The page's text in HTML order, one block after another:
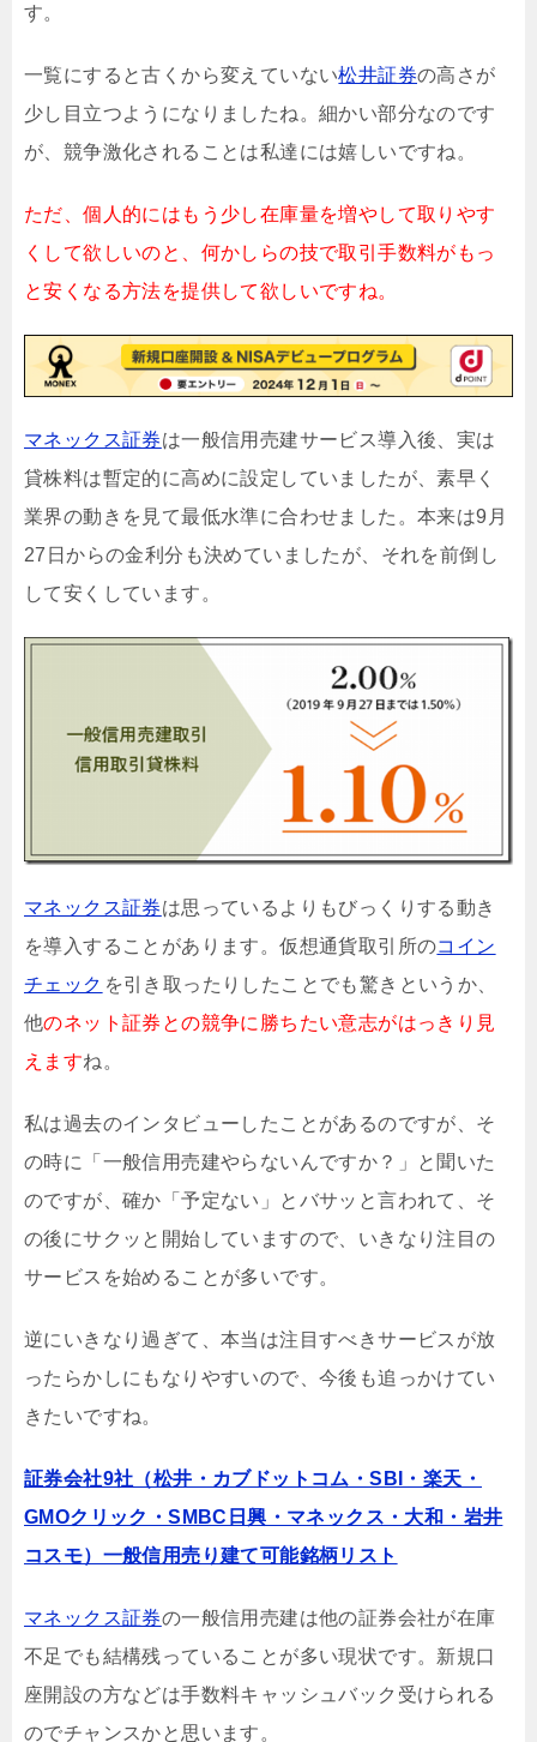
す。
一覧にすると古くから変えていない松井証券の高さが
少し目立つようになりましたね。細かい部分なのです
が、競争激化されることは私達には嬉しいですね。
ただ、個人的にはもう少し在庫量を増やして取りやす
くして欲しいのと、何かしらの技で取引手数料がもっ
と安くなる方法を提供して欲しいですね。
マネックス証券は一般信用売建サービス導入後、実は
貸株料は暫定的に高めに設定していましたが、素早く
業界の動きを見て最低水準に合わせました。本来は9月
27日からの金利分も決めていましたが、それを前倒し
して安くしています。
マネックス証券は思っているよりもびっくりする動き
を導入することがあります。仮想通貨取引所のコイン
チェック を引き取ったりしたことでも驚きというか、
他のネット証券との競争に勝ちたい意志がはっきり見
えますね。
私は過去のインタビューしたことがあるのですが、そ
の時に「一般信用売建やらないんですか？」と聞いた
のですが、確か「予定ない」とバサッと言われて、そ
の後にサクッと開始していますので、いきなり注目の
サービスを始めることが多いです。
逆にいきなり過ぎて、本当は注目すべきサービスが放
ったらかしにもなりやすいので、今後も追っかけてい
きたいですね。
証券会社9社（松井・カブドットコム・SBI・楽天・
GMOクリック・SMBC日興・マネックス・大和・岩井
コスモ）一般信用売り建て可能銘柄リスト
マネックス証券の一般信用売建は他の証券会社が在庫
不足でも結構残っていることが多い現状です。新規口
座開設の方などは手数料キャッシュバック受けられる
のでチャンスかと思います。